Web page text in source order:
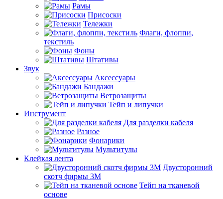
Рамы
Присоски
Тележки
Флаги, флоппи,
текстиль
Фоны
Штативы
Звук
Аксессуары
Бандажи
Ветрозащиты
Тейп и липучки
Инструмент
Для разделки кабеля
Разное
Фонарики
Мультитулы
Клейкая лента
Двусторонний
скотч фирмы 3M
Тейп на тканевой
основе